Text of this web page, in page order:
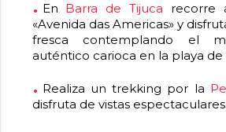
En Barra de Tijuca recorre
«Avenida das Americas» y
fresca contemplando el
auténtico carioca en la playa de
Realiza un trekking por la
disfruta de vistas espectaculares.